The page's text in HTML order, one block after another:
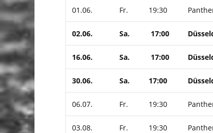
01.06. Fr. 19:30
02.06. Sa. 17:00
16.06. Sa. 17:00
30.06. Sa. 17:00
06.07. Fr. 19:30
03.08. Fr. 19:30